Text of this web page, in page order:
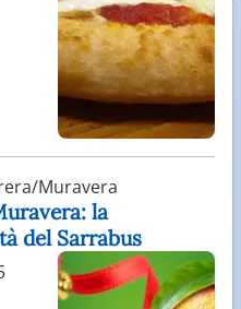
Muravera
la
del Sarrabus